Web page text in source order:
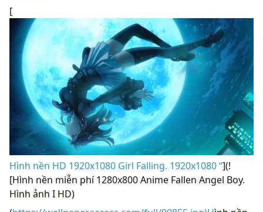
[
Hình nền HD 1920x1080 Girl Falling. 1920x1080 “](!
[Hình nền miễn phí 1280x800 Anime Fallen Angel Boy.
Hình ảnh I HD)